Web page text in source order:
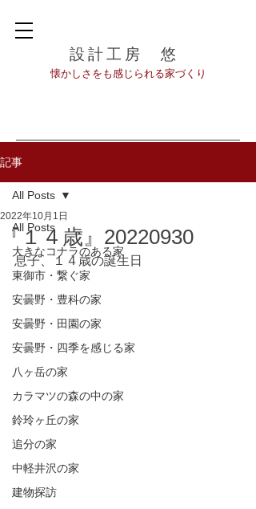
設計工房 悠
​懐かしさをも感じられる家づくり
記事
All Posts
大きなコナラのある家
東御市・繋ぐ家
安曇野・豊科の家
安曇野・田園の家
安曇野・四季を感じる家
八ヶ岳の家
カラマツの森の中の家
鈴玲ヶ丘の家
追分の家
中軽井沢の家
建物探訪
All Posts
『１４歳』20220930
2022年10月1日
息子、１４歳の誕生日